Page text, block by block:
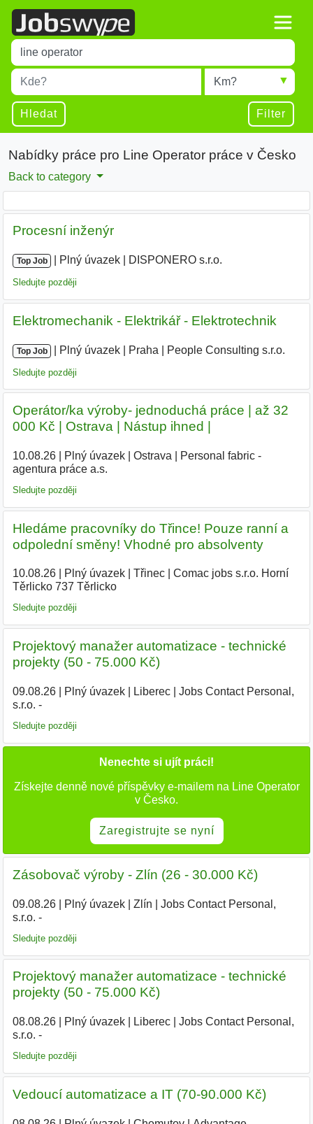
Title
Type 1 or more characters for results.
Místo
Type 1 or more characters for results.
Radius
Hledat Filter
Nabídky práce pro Line Operator práce v Česko
Back to category
Procesní inženýr
Top Job Plný úvazek DISPONERO s.r.o.
Sledujte později
Elektromechanik - Elektrikář - Elektrotechnik
Top Job Plný úvazek Praha People Consulting s.r.o.
Sledujte později
Operátor/ka výroby- jednoduchá práce | až 32
000 Kč | Ostrava | Nástup ihned |
10.08.26| Plný úvazek| Ostrava
Personal fabric -
agentura práce a.s.
Sledujte později
Hledáme pracovníky do Třince! Pouze ranní a
odpolední směny! Vhodné pro absolventy
10.08.26| Plný úvazek| Třinec|
Comac jobs s.r.o. Horní
Těrlicko 737 Těrlicko
Sledujte později
Projektový manažer automatizace - technické
projekty (50 - 75.000 Kč)
09.08.26| Plný úvazek| Liberec|
Jobs Contact Personal,
s.r.o. -
Sledujte později
Nenechte si ujít práci!
Získejte denně nové příspěvky e-mailem na Line Operator
v Česko.
Zaregistrujte se nyní
Zásobovač výroby - Zlín (26 - 30.000 Kč)
09.08.26| Plný úvazek| Zlín
Jobs Contact Personal,
s.r.o. -
Sledujte později
Projektový manažer automatizace - technické
projekty (50 - 75.000 Kč)
08.08.26| Plný úvazek| Liberec|
Jobs Contact Personal,
s.r.o. -|
Sledujte později
Vedoucí automatizace a IT (70-90.000 Kč)